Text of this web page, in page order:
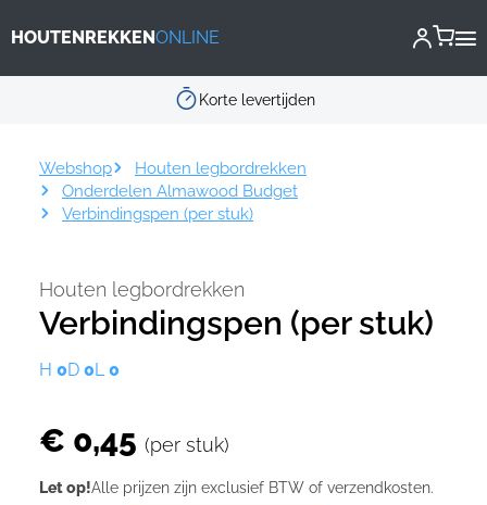
HOUTENREKKENONLINE
Korte levertijden
Houten legbordrekken
Verbindingspen (per stuk)
H 0D 0L 0
€ 0,45 (per stuk)
Let op!Alle prijzen zijn exclusief BTW of verzendkosten.
Webshop
Houten legbordrekken
Onderdelen Almawood Budget
Verbindingspen (per stuk)